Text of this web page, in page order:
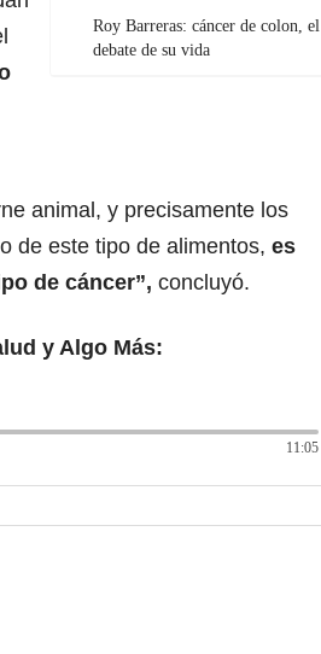
Roy Barreras: cáncer de colon, el
debate de su vida
animal, y precisamente los
de este tipo de alimentos, es
de cáncer”, concluyó.
y Algo Más:
11:05